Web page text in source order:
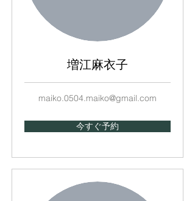
増江麻衣子
maiko.0504.maiko@gmail.com
今すぐ予約